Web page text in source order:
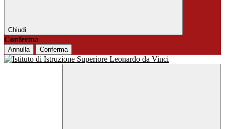
Chiudi
Conferma
Annulla Conferma